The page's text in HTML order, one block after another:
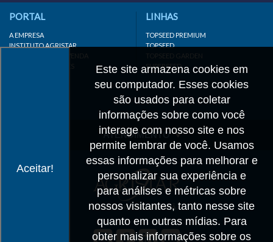
Aceitar!
Este site armazena cookies em
seu computador. Esses cookies
são usados para coletar
informações sobre como você
interage com nosso site e nos
permite lembrar de você. Usamos
essas informações para melhorar e
personalizar sua experiência e
para análises e métricas sobre
nossos visitantes, tanto nesse site
quanto em outras mídias. Para
obter mais informações sobre os
PORTAL
A EMPRESA
INSTITUTO AGRISTAR
DISTRIBUIDOR/REVENDA
LINKS IMPORTANTES
LINHAS
TOPSEED PREMIUM
TOPSEED
TOPSEED GARDEN
SUPERSEED
ATENDIMENTO
CADASTRO
TRABALHE CONOSCO